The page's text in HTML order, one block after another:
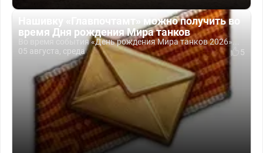
Нашивку «Главпочтамт» можно получить во
время Дня рождения Мира танков
Во время события «День рождения Мира танков 2026»...
05 августа, среда
5